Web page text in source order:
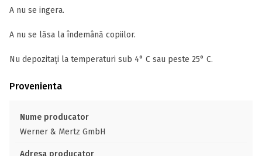
A nu se ingera.
A nu se lăsa la îndemână copiilor.
Nu depozitați la temperaturi sub 4° C sau peste 25° C.
Provenienta
Nume producator
Werner & Mertz GmbH
Adresa producator